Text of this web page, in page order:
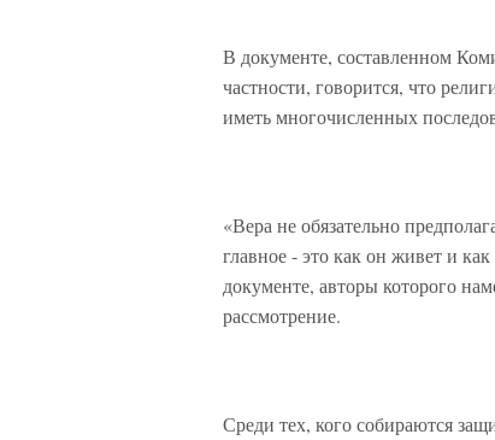
В документе, составленном
частности, говорится, что
иметь многочисленных
«Вера не обязательно
главное - это как он живет и
документе, авторы которого
рассмотрение.
Среди тех, кого собираются